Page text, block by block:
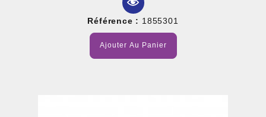
Référence : 1855301
Ajouter Au Panier